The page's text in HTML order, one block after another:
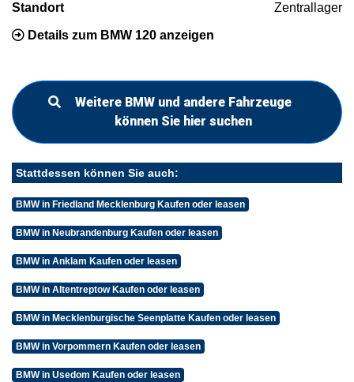
Standort Zentrallager
Details zum BMW 120 anzeigen
Weitere BMW und andere Fahrzeuge
können Sie hier suchen
Stattdessen können Sie auch:
BMW in Friedland Mecklenburg Kaufen oder leasen
BMW in Neubrandenburg Kaufen oder leasen
BMW in Anklam Kaufen oder leasen
BMW in Altentreptow Kaufen oder leasen
BMW in Mecklenburgische Seenplatte Kaufen oder leasen
BMW in Vorpommern Kaufen oder leasen
BMW in Usedom Kaufen oder leasen